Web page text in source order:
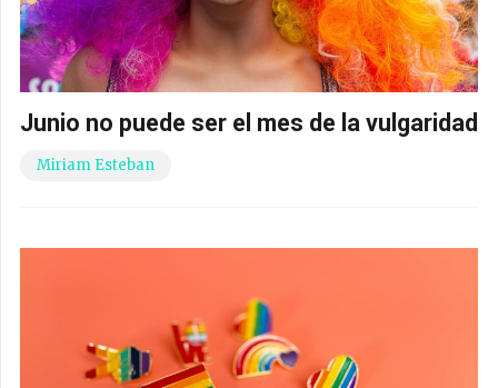
Junio no puede ser el mes de la vulgaridad
Miriam Esteban